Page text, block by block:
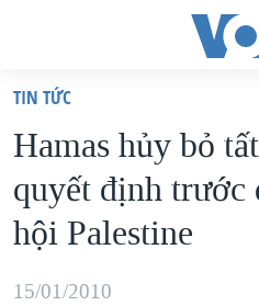
truy
cập
Tới
nội
dung
chính
VIỆT NAM
HOA KỲ
BIỂN ĐÔNG
THẾ GIỚI
TIN TỨC
Hamas hủy bỏ
quyết định trước
hội Palestine
15/01/2010